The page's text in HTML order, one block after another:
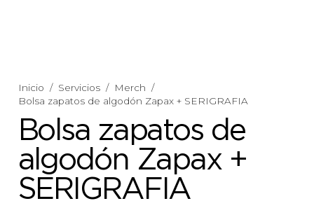
Inicio / Servicios / Merch /
Bolsa zapatos de algodón Zapax + SERIGRAFIA
Bolsa zapatos de
algodón Zapax +
SERIGRAFIA